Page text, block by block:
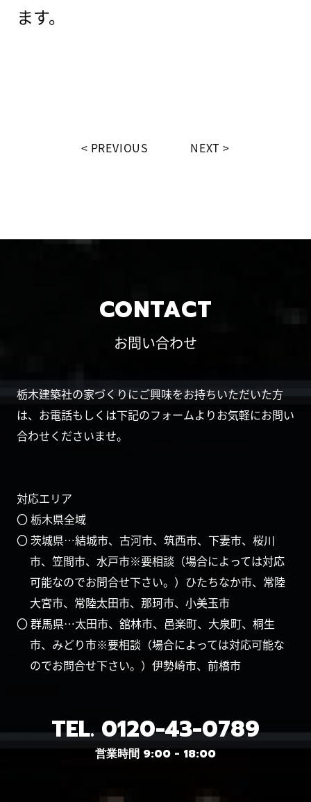
ます。
PREVIOUS NEXT
CONTACT
お問い合わせ
栃木建築社の家づくりにご興味をお持ちいただいた方
は、お電話もしくは下記のフォームよりお気軽にお問い
合わせくださいませ。
対応エリア
〇 栃木県全域
〇 茨城県…結城市、古河市、筑西市、下妻市、桜川
市、笠間市、水戸市※要相談（場合によっては対応
可能なのでお問合せ下さい。）ひたちなか市、常陸
大宮市、常陸太田市、那珂市、小美玉市
〇 群馬県…太田市、舘林市、邑楽町、大泉町、桐生
市、みどり市※要相談（場合によっては対応可能な
のでお問合せ下さい。）伊勢崎市、前橋市
TEL. 0120-43-0789
営業時間 9:00 - 18:00